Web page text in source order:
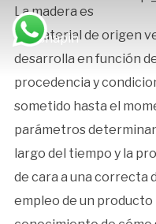
Saltar
contenido
La madera es
un material de origen
desarrolla en función
procedencia y
sometido hasta el
parámetros
largo del tiempo y la
de cara a una correcta
empleo de un producto